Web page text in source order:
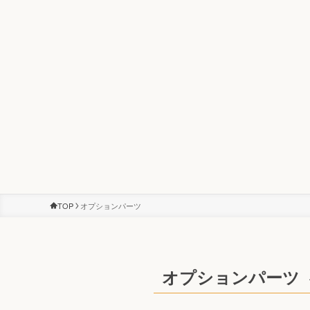
TOP オプションパーツ
オプションパーツ